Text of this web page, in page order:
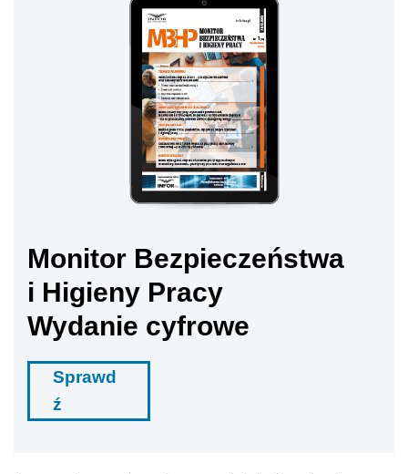
Monitor Bezpieczeństwa
i Higieny Pracy
Wydanie cyfrowe
Sprawd
ź